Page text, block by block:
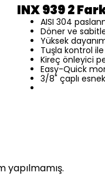
INX 939 2
AISI 304
Döner ve
Yüksek
Tuşla kontrol
Kireç önleyici
Easy-Quick
3/8" çaplı
yapılmamış.